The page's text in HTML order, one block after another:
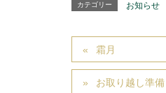
カテゴリー お知らせ
霜月
お取り越し準備